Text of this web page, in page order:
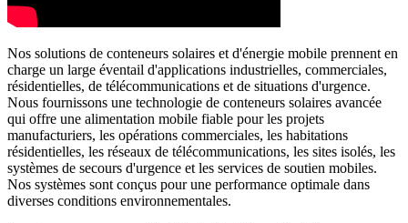
Nos solutions de conteneurs solaires et d'énergie mobile prennent en
charge un large éventail d'applications industrielles, commerciales,
résidentielles, de télécommunications et de situations d'urgence.
Nous fournissons une technologie de conteneurs solaires avancée
qui offre une alimentation mobile fiable pour les projets
manufacturiers, les opérations commerciales, les habitations
résidentielles, les réseaux de télécommunications, les sites isolés, les
systèmes de secours d'urgence et les services de soutien mobiles.
Nos systèmes sont conçus pour une performance optimale dans
diverses conditions environnementales.